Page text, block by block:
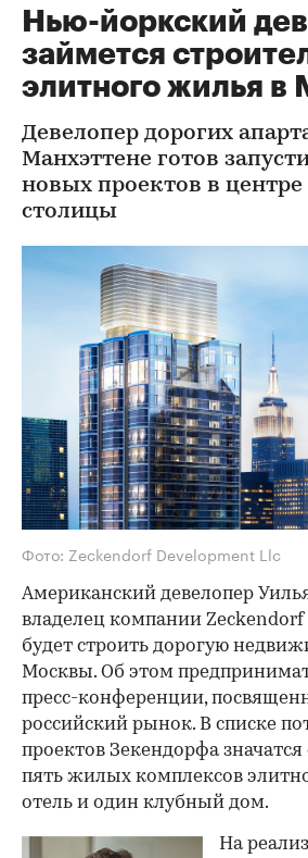
Нью-йоркский
займется
элитного жилья в
Девелопер дорогих
Манхэттене готов
новых проектов в центре
столицы
Фото: Zeckendorf Development Llc
Американский девелопер
владелец компании Zeckendorf
будет строить дорогую
Москвы. Об этом
пресс-конференции,
российский рынок. В списке
проектов Зекендорфа
пять жилых комплексов
отель и один клубный дом.
На